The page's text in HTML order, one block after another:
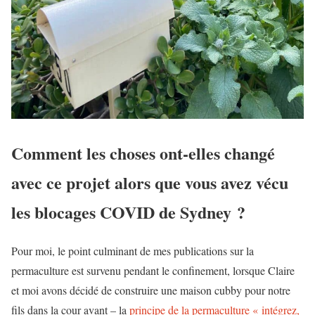
Comment les choses ont-elles changé
avec ce projet alors que vous avez vécu
les blocages COVID de Sydney ?
Pour moi, le point culminant de mes publications sur la
permaculture est survenu pendant le confinement, lorsque Claire
et moi avons décidé de construire une maison cubby pour notre
fils dans la cour avant – la principe de la permaculture « intégrez,